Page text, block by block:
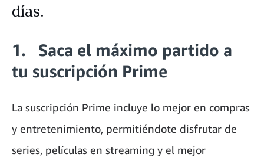
días.
1. Saca el máximo partido a
tu suscripción Prime
La suscripción Prime incluye lo mejor en compras
y entretenimiento, permitiéndote disfrutar de
series, películas en streaming y el mejor